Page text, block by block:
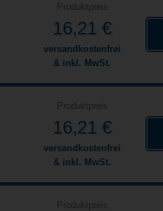
Produktpreis
16,21 €
versandkostenfrei
& inkl. MwSt.
Produktpreis
16,21 €
versandkostenfrei
& inkl. MwSt.
Produktpreis